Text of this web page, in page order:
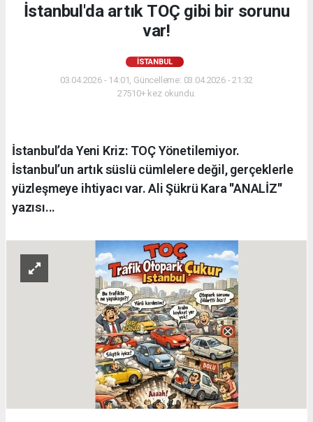
İstanbul'da artık TOÇ gibi bir sorunu
var!
İSTANBUL
03.04.2026 - 14:01, Güncelleme: 03.04.2026 - 21:32
27510+ kez okundu.
İstanbul’da Yeni Kriz: TOÇ Yönetilemiyor.
İstanbul’un artık süslü cümlelere değil, gerçeklerle
yüzleşmeye ihtiyacı var. Ali Şükrü Kara ''ANALİZ''
yazısı...